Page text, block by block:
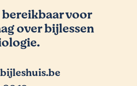
voor
over bijlessen